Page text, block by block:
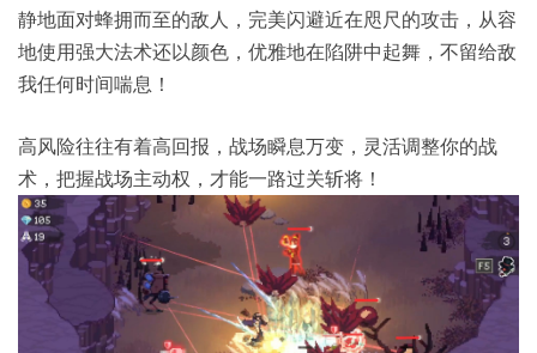
静地面对蜂拥而至的敌人，完美闪避近在咫尺的攻击，从容
地使用强大法术还以颜色，优雅地在陷阱中起舞，不留给敌
我任何时间喘息！
高风险往往有着高回报，战场瞬息万变，灵活调整你的战
术，把握战场主动权，才能一路过关斩将！